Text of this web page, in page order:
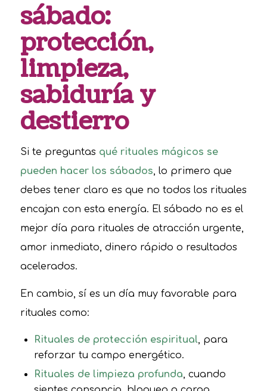
sábado:
protección,
limpieza,
sabiduría y
destierro
Si te preguntas qué rituales mágicos se
pueden hacer los sábados, lo primero que
debes tener claro es que no todos los rituales
encajan con esta energía. El sábado no es el
mejor día para rituales de atracción urgente,
amor inmediato, dinero rápido o resultados
acelerados.
En cambio, sí es un día muy favorable para
rituales como:
Rituales de protección espiritual, para
reforzar tu campo energético.
Rituales de limpieza profunda, cuando